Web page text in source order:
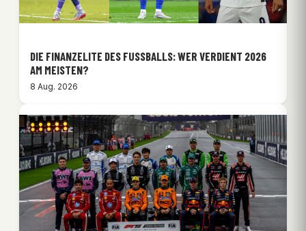
DIE FINANZELITE DES FUSSBALLS: WER VERDIENT 2026 A
M MEISTEN?
8 Aug. 2026